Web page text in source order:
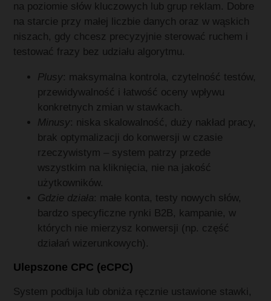
na poziomie słów kluczowych lub grup reklam. Dobre
na starcie przy małej liczbie danych oraz w wąskich
niszach, gdy chcesz precyzyjnie sterować ruchem i
testować frazy bez udziału algorytmu.
Plusy: maksymalna kontrola, czytelność testów,
przewidywalność i łatwość oceny wpływu
konkretnych zmian w stawkach.
Minusy: niska skalowalność, duży nakład pracy,
brak optymalizacji do konwersji w czasie
rzeczywistym – system patrzy przede
wszystkim na kliknięcia, nie na jakość
użytkowników.
Gdzie działa: małe konta, testy nowych słów,
bardzo specyficzne rynki B2B, kampanie, w
których nie mierzysz konwersji (np. część
działań wizerunkowych).
Ulepszone CPC (eCPC)
System podbija lub obniża ręcznie ustawione stawki,